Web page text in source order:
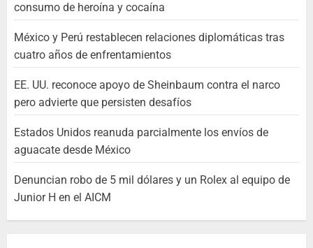
consumo de heroína y cocaína
México y Perú restablecen relaciones diplomáticas tras
cuatro años de enfrentamientos
EE. UU. reconoce apoyo de Sheinbaum contra el narco
pero advierte que persisten desafíos
Estados Unidos reanuda parcialmente los envíos de
aguacate desde México
Denuncian robo de 5 mil dólares y un Rolex al equipo de
Junior H en el AICM